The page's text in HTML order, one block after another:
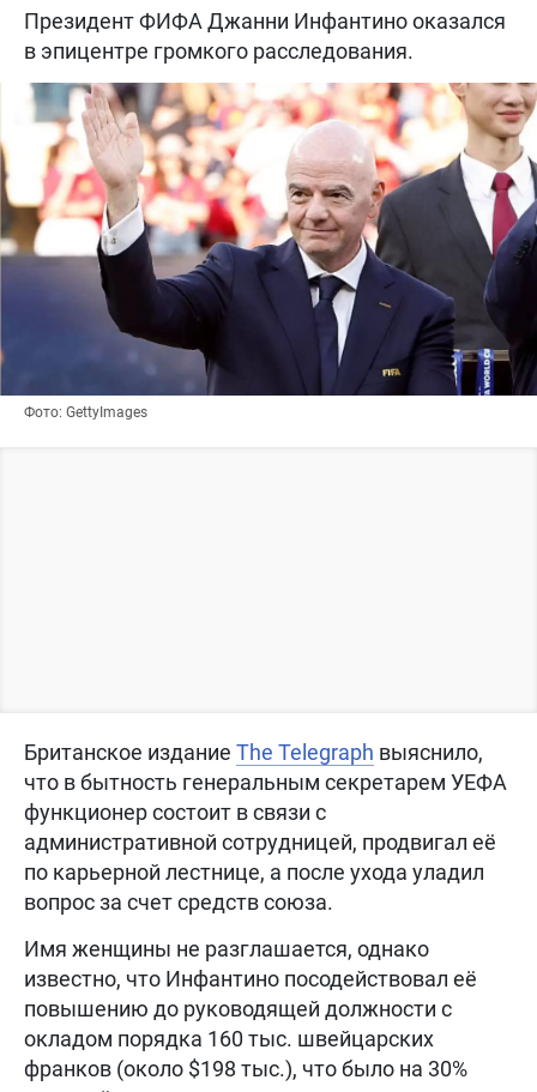
Президент ФИФА Джанни Инфантино оказался
в эпицентре громкого расследования.
Фото: GettyImages
Британское издание The Telegraph выяснило,
что в бытность генеральным секретарем УЕФА
функционер состоит в связи с
административной сотрудницей, продвигал её
по карьерной лестнице, а после ухода уладил
вопрос за счет средств союза.
Имя женщины не разглашается, однако
известно, что Инфантино посодействовал её
повышению до руководящей должности с
окладом порядка 160 тыс. швейцарских
франков (около $198 тыс.), что было на 30%